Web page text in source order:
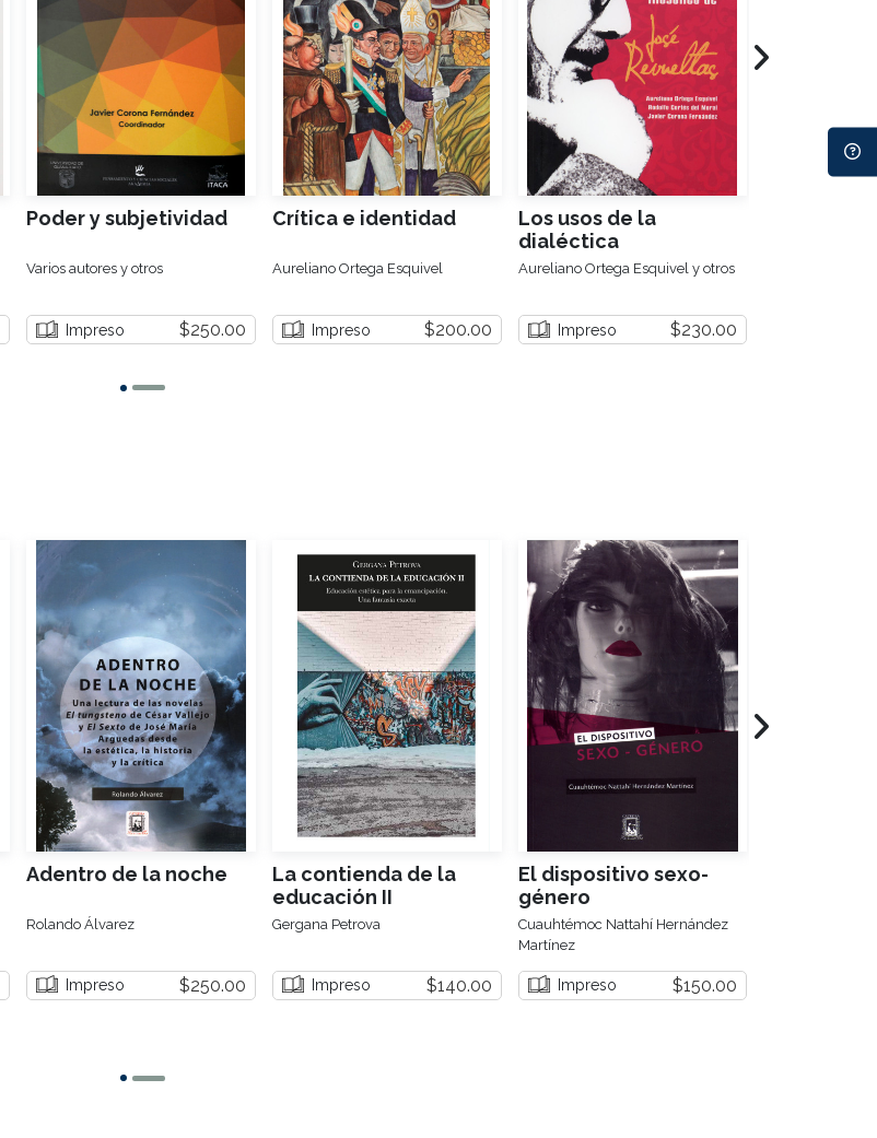
Poder y subjetividad
Varios autores y otros
Impreso $250.00
Crítica e identidad
Aureliano Ortega Esquivel
Impreso $200.00
Los usos de la
dialéctica
Aureliano Ortega Esquivel y otros
Impreso $230.00
Adentro de la noche
Rolando Álvarez
Impreso $250.00
La contienda de la
educación II
Gergana Petrova
Impreso $140.00
El dispositivo sexo-
género
Cuauhtémoc Nattahí Hernández
Martínez
Impreso $150.00